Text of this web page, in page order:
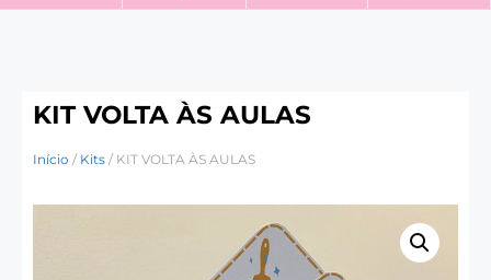
KIT VOLTA ÀS AULAS
Início / Kits / KIT VOLTA ÀS AULAS